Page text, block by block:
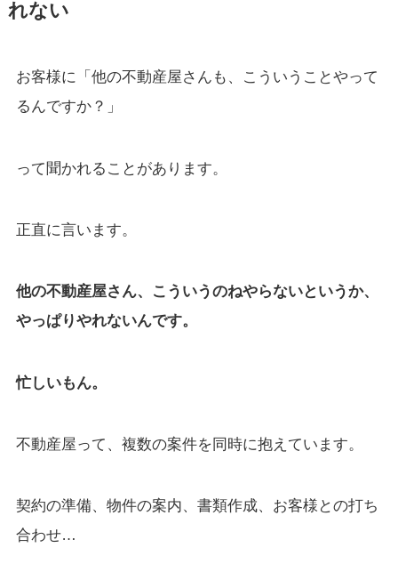
れない
お客様に「他の不動産屋さんも、こういうことやって
るんですか？」
って聞かれることがあります。
正直に言います。
他の不動産屋さん、こういうのねやらないというか、
やっぱりやれないんです。
忙しいもん。
不動産屋って、複数の案件を同時に抱えています。
契約の準備、物件の案内、書類作成、お客様との打ち
合わせ…